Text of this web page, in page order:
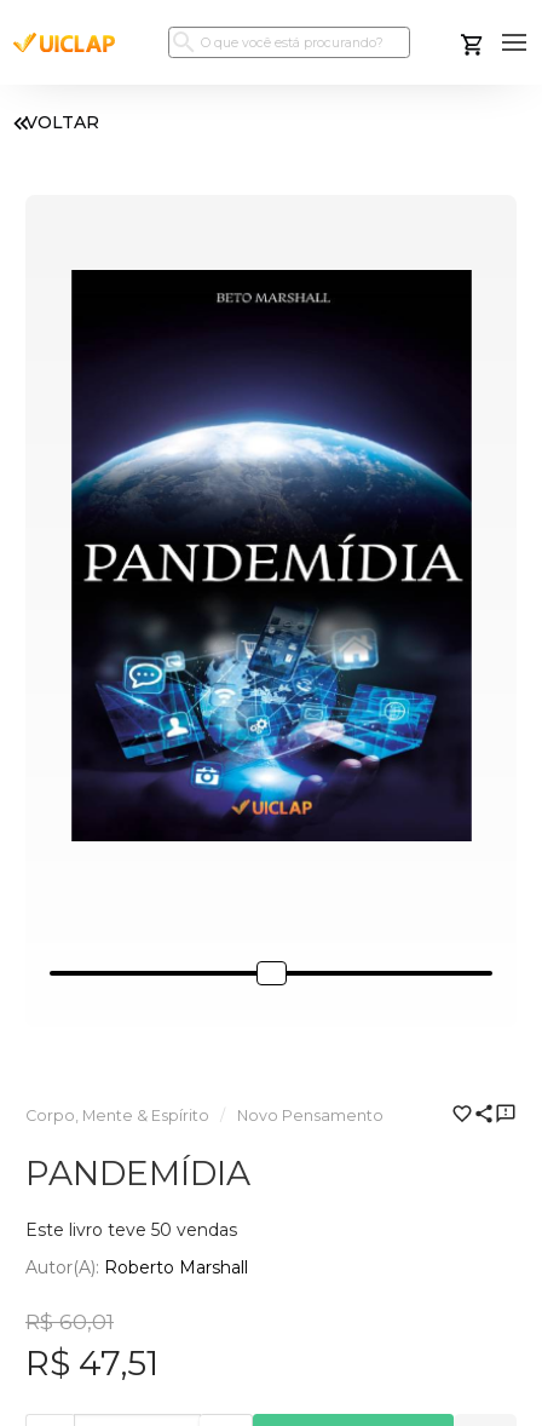
VOLTAR
Corpo, Mente & Espírito Novo Pensamento
PANDEMÍDIA
Este livro teve 50 vendas
Autor(a): Roberto Marshall
R$ 60,01
R$ 47,51